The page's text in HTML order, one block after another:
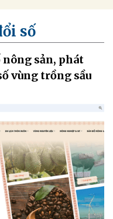
số
nông sản, phát
vùng trồng sầu